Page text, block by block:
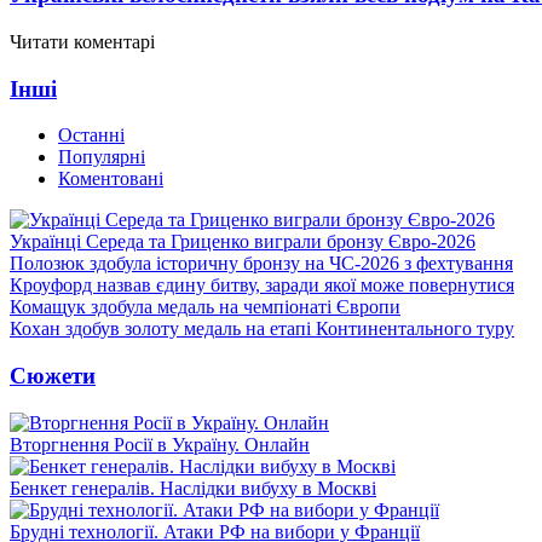
Читати коментарі
Інші
Останні
Популярні
Коментовані
Українці Середа та Гриценко виграли бронзу Євро-2026
Полозюк здобула історичну бронзу на ЧС-2026 з фехтування
Кроуфорд назвав єдину битву, заради якої може повернутися
Комащук здобула медаль на чемпіонаті Європи
Кохан здобув золоту медаль на етапі Континентального туру
Сюжети
Вторгнення Росії в Україну. Онлайн
Бенкет генералів. Наслідки вибуху в Москві
Брудні технології. Атаки РФ на вибори у Франції